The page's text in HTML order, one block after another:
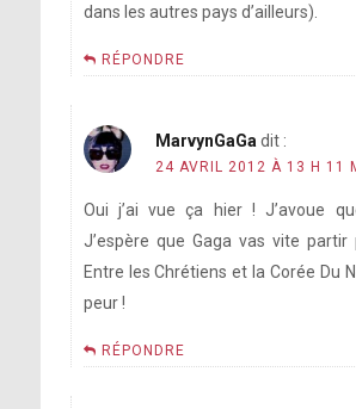
dans les autres pays d’ailleurs).
RÉPONDRE
MarvynGaGa dit :
24 AVRIL 2012 À 13 H 11
Oui j’ai vue ça hier ! J’avoue
J’espère que Gaga vas vite partir
Entre les Chrétiens et la Corée Du
peur !
RÉPONDRE